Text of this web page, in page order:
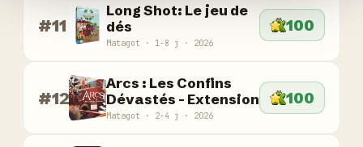
#11
Long Shot: Le jeu de
dés
Matagot · 1-8 j · 2026
100
#12
Arcs : Les Confins
Dévastés - Extension
Matagot · 2-4 j · 2026
100